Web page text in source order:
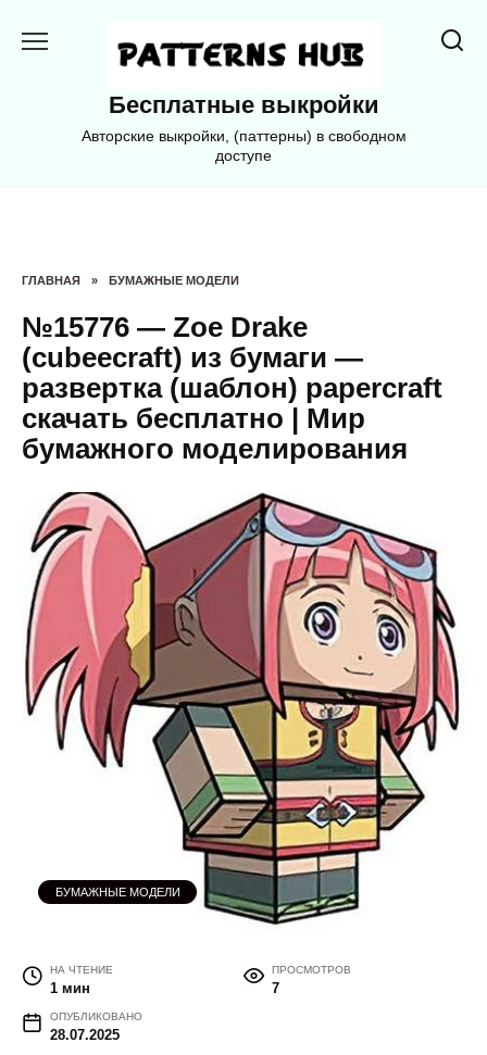
Бесплатные выкройки
Авторские выкройки, (паттерны) в свободном
доступе
ГЛАВНАЯ » БУМАЖНЫЕ МОДЕЛИ
№15776 — Zoe Drake
(cubeecraft) из бумаги —
развертка (шаблон) papercraft
скачать бесплатно | Мир
бумажного моделирования
БУМАЖНЫЕ МОДЕЛИ
НА ЧТЕНИЕ
1 мин
ПРОСМОТРОВ
7
ОПУБЛИКОВАНО
28.07.2025